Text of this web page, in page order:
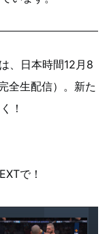
、日本時間12月8
全生配信）。新た
！
で！